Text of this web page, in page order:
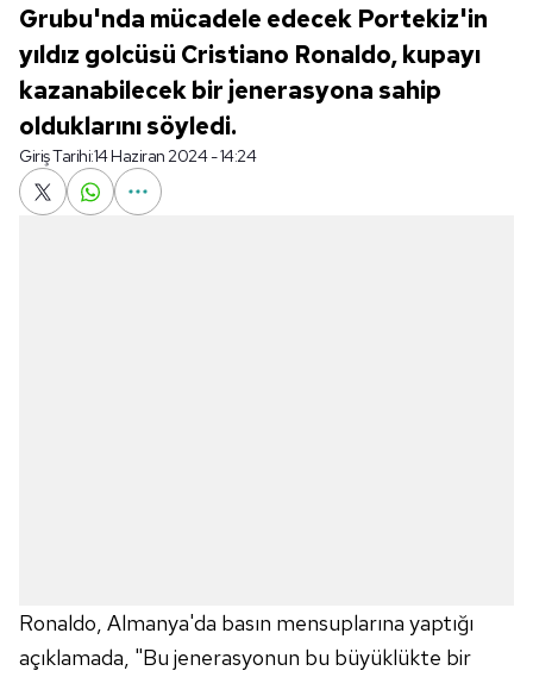
Grubu'nda mücadele edecek Portekiz'in
yıldız golcüsü Cristiano Ronaldo, kupayı
kazanabilecek bir jenerasyona sahip
olduklarını söyledi.
Giriş Tarihi:14 Haziran 2024 - 14:24
Ronaldo, Almanya'da basın mensuplarına yaptığı
açıklamada, "Bu jenerasyonun bu büyüklükte bir